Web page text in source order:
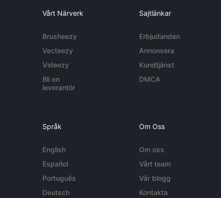
Vårt Närverk
Brusheezy
Vecteezy
Videezy
Bli en
leverantör
Sajtlänkar
Erbjudanden
Annonsera
Kundtjänst
DMCA
Språk
English
Español
Português
Deutsch
Om Oss
Om oss
Vårt team
Vår blogg
Kontakta